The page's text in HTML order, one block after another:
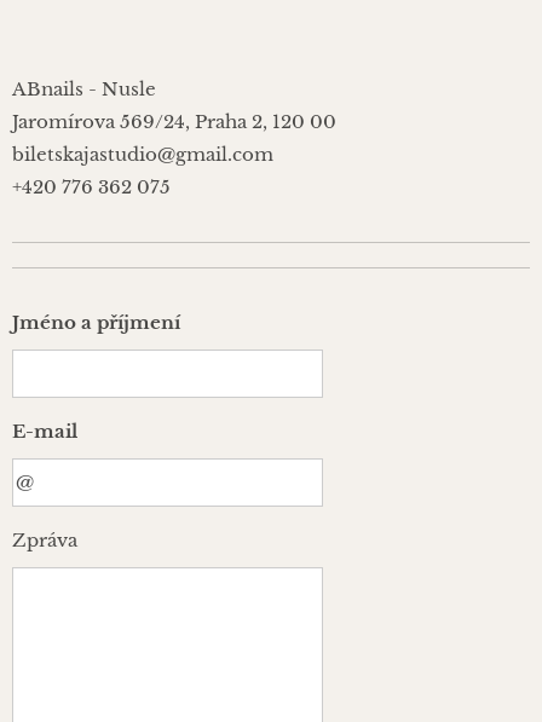
ABnails - Nusle
Jaromírova 569/24, Praha 2, 120 00
biletskajastudio@gmail.com
+420 776 362 075
Jméno a příjmení
E-mail
Zpráva